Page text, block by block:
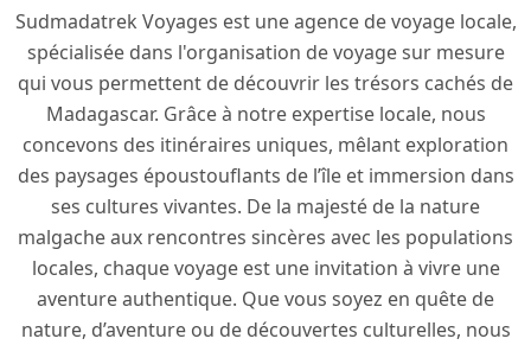
Sudmadatrek Voyages est une agence de voyage locale,
spécialisée dans l'organisation de voyage sur mesure
qui vous permettent de découvrir les trésors cachés de
Madagascar. Grâce à notre expertise locale, nous
concevons des itinéraires uniques, mêlant exploration
des paysages époustouflants de l’île et immersion dans
ses cultures vivantes. De la majesté de la nature
malgache aux rencontres sincères avec les populations
locales, chaque voyage est une invitation à vivre une
aventure authentique. Que vous soyez en quête de
nature, d’aventure ou de découvertes culturelles, nous